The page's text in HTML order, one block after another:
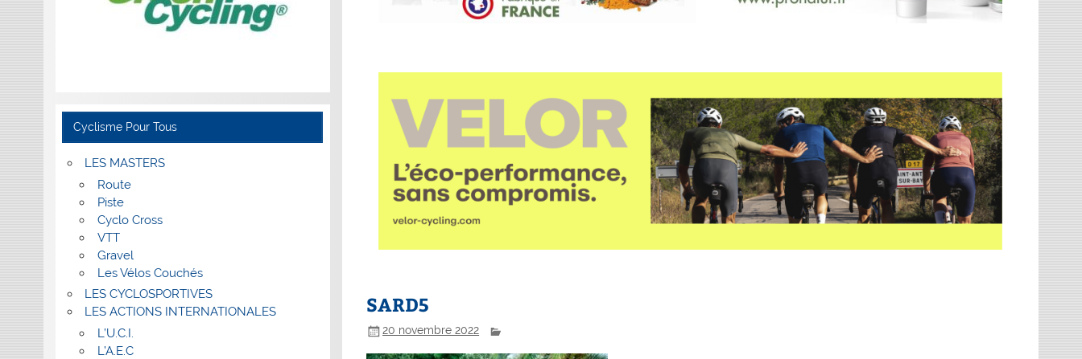
SARD5
20 novembre 2022
Cyclisme Pour Tous
LES MASTERS
Route
Piste
Cyclo Cross
VTT
Gravel
Les Vélos Couchés
LES CYCLOSPORTIVES
LES ACTIONS INTERNATIONALES
L’U.C.I.
L’A.E.C